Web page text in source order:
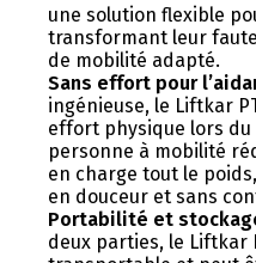
une solution flexible
transformant leur
de mobilité adapté.
Sans effort pour
ingénieuse, le Liftkar
effort physique lors
personne à mobilité
en charge tout le
en douceur et sans
Portabilité et
deux parties, le Liftkar